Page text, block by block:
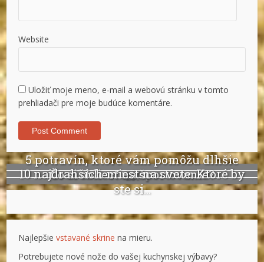
Website
Uložiť moje meno, e-mail a webovú stránku v tomto
prehliadači pre moje budúce komentáre.
5 potravín, ktoré vám pomôžu dlhšie
žiť
Čo si obliecť na športovanie?
10 najdrahších miest na svete. Ktoré by
ste si...
Najlepšievstavané skrine na mieru.
Potrebujete nové nože do vašej kuchynskej výbavy?